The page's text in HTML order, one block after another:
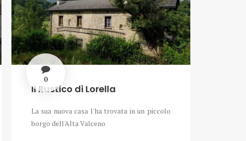
0
Il Rustico di Lorella
La sua nuova casa l'ha trovata in un piccolo
borgo dell'Alta Valceno